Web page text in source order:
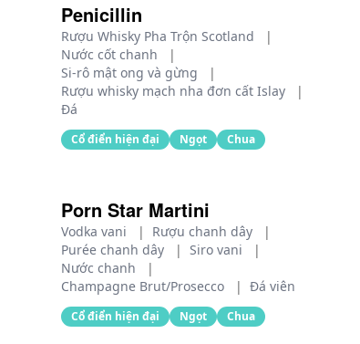
Penicillin
Rượu Whisky Pha Trộn Scotland
|
Nước cốt chanh
|
Si-rô mật ong và gừng
|
Rượu whisky mạch nha đơn cất Islay
|
Đá
Cổ điển hiện đại Ngọt Chua
Porn Star Martini
Vodka vani | Rượu chanh dây
|
Purée chanh dây
| Siro vani
|
Nước chanh
|
Champagne Brut/Prosecco
| Đá viên
Cổ điển hiện đại Ngọt Chua